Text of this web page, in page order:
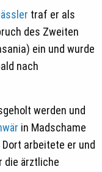
traf er als
des Zweiten
ein und wurde
nach
werden und
in Madschame
arbeitete er und
die ärztliche